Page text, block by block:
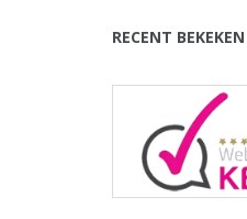
RECENT BEKEKEN